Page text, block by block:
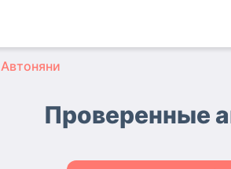
Автоняни
Проверенные